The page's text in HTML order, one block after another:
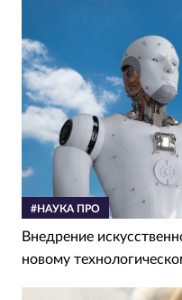
#НАУКА ПРО
Внедрение
новому